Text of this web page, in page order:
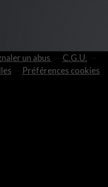
un abus
C.G.U.
Préférences cookies